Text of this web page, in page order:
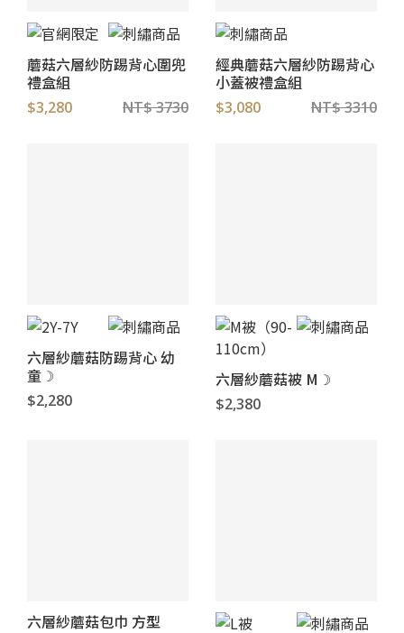
蘑菇六層紗防踢背心圍兜
禮盒組
$3,280 NT$ 3730
經典蘑菇六層紗防踢背心
小蓋被禮盒組
$3,080 NT$ 3310
六層紗蘑菇防踢背心 幼
童☽
$2,280
六層紗蘑菇被 M☽
$2,380
六層紗蘑菇包巾 方型